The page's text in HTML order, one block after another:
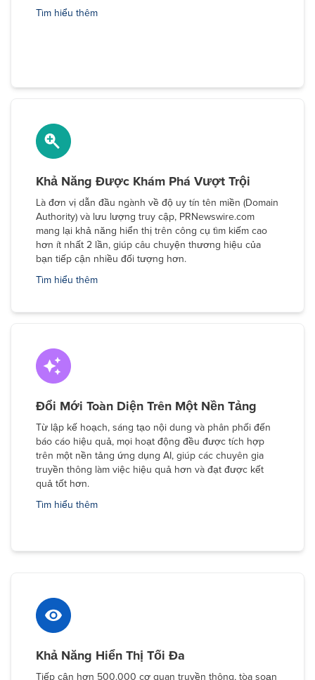
Tìm hiểu thêm
Khả Năng Được Khám Phá Vượt Trội
Là đơn vị dẫn đầu ngành về độ uy tín tên miền (Domain
Authority) và lưu lượng truy cập, PRNewswire.com
mang lại khả năng hiển thị trên công cụ tìm kiếm cao
hơn ít nhất 2 lần, giúp câu chuyện thương hiệu của
bạn tiếp cận nhiều đối tượng hơn.
Tìm hiểu thêm
Đổi Mới Toàn Diện Trên Một Nền Tảng
Từ lập kế hoạch, sáng tạo nội dung và phân phối đến
báo cáo hiệu quả, mọi hoạt động đều được tích hợp
trên một nền tảng ứng dụng AI, giúp các chuyên gia
truyền thông làm việc hiệu quả hơn và đạt được kết
quả tốt hơn.
Tìm hiểu thêm
Khả Năng Hiển Thị Tối Đa
Tiếp cận hơn 500.000 cơ quan truyền thông, tòa soạn